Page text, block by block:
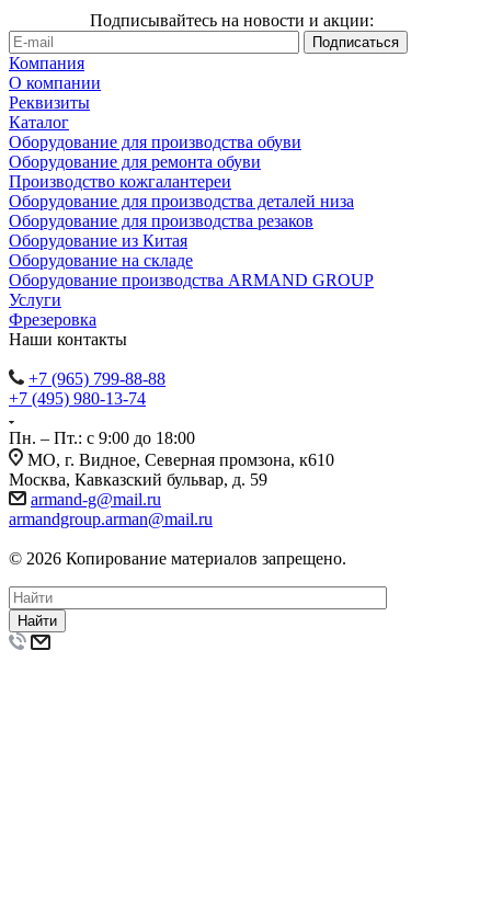
Подписывайтесь на новости и акции:
Компания
О компании
Реквизиты
Каталог
Оборудование для производства обуви
Оборудование для ремонта обуви
Производство кожгалантереи
Оборудование для производства деталей низа
Оборудование для производства резаков
Оборудование из Китая
Оборудование на складе
Оборудование производства ARMAND GROUP
Услуги
Фрезеровка
Наши контакты
+7 (965) 799-88-88
+7 (495) 980-13-74
Пн. – Пт.: с 9:00 до 18:00
МО, г. Видное, Северная промзона, к610
Москва, Кавказский бульвар, д. 59
armand-g@mail.ru
armandgroup.arman@mail.ru
© 2026 Копирование материалов запрещено.
Найти